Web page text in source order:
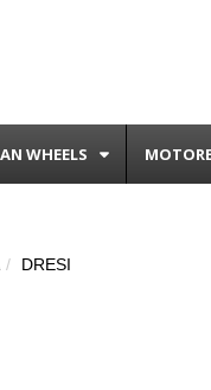
WHEELS
DRESI